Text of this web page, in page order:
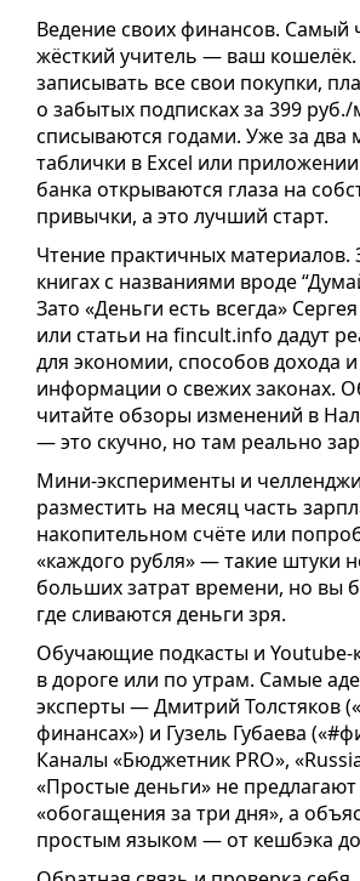
Ведение своих финансов. Самый
жёсткий учитель — ваш
записывать все свои покупки,
о забытых подписках за 399
списываются годами. Уже за два
таблички в Excel или
банка открываются глаза на
привычки, а это лучший старт.
Чтение практичных материалов.
книгах с названиями вроде
Зато «Деньги есть всегда»
или статьи на fincult.info дадут
для экономии, способов дохода
информации о свежих законах.
читайте обзоры изменений в
— это скучно, но там реально
Мини-эксперименты и
разместить на месяц часть
накопительном счёте или
«каждого рубля» — такие штуки
больших затрат времени, но вы
где сливаются деньги зря.
Обучающие подкасты и Youtube-
в дороге или по утрам. Самые
эксперты — Дмитрий Толстяков
финансах») и Гузель Губаева
Каналы «Бюджетник PRO»,
«Простые деньги» не
«обогащения за три дня», а
простым языком — от кешбэка